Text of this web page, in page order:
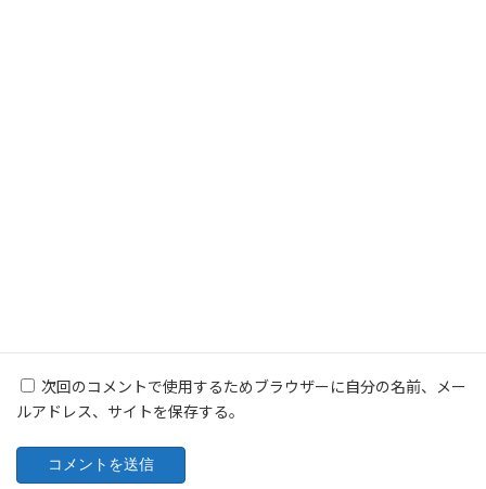
次回のコメントで使用するためブラウザーに自分の名前、メー
ルアドレス、サイトを保存する。